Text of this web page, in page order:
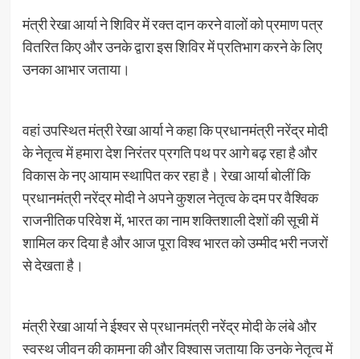
मंत्री रेखा आर्या ने शिविर में रक्त दान करने वालों को प्रमाण पत्र
वितरित किए और उनके द्वारा इस शिविर में प्रतिभाग करने के लिए
उनका आभार जताया।
वहां उपस्थित मंत्री रेखा आर्या ने कहा कि प्रधानमंत्री नरेंद्र मोदी
के नेतृत्व में हमारा देश निरंतर प्रगति पथ पर आगे बढ़ रहा है और
विकास के नए आयाम स्थापित कर रहा है। रेखा आर्या बोलीं कि
प्रधानमंत्री नरेंद्र मोदी ने अपने कुशल नेतृत्व के दम पर वैश्विक
राजनीतिक परिवेश में, भारत का नाम शक्तिशाली देशों की सूची में
शामिल कर दिया है और आज पूरा विश्व भारत को उम्मीद भरी नजरों
से देखता है।
मंत्री रेखा आर्या ने ईश्वर से प्रधानमंत्री नरेंद्र मोदी के लंबे और
स्वस्थ जीवन की कामना की और विश्वास जताया कि उनके नेतृत्व में